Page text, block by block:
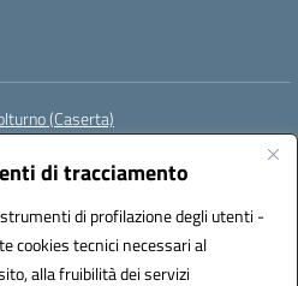
di tracciamento
di profilazione degli utenti -
cookies tecnici necessari al
alla fruibilità dei servizi
(Caserta)
ceis014005@pec.istruzione.it
(IPA): istsc_ceis014005